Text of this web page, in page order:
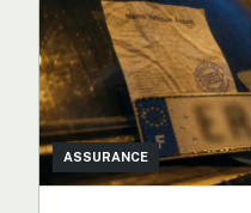
ASSURANCE